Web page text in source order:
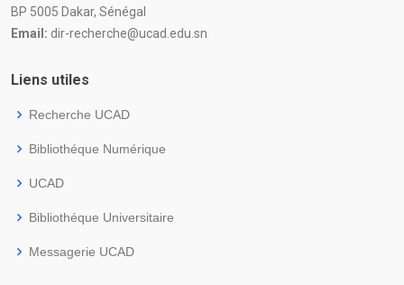
BP 5005 Dakar, Sénégal
Email: dir-recherche@ucad.edu.sn
Liens utiles
Recherche UCAD
Bibliothéque Numérique
UCAD
Bibliothéque Universitaire
Messagerie UCAD